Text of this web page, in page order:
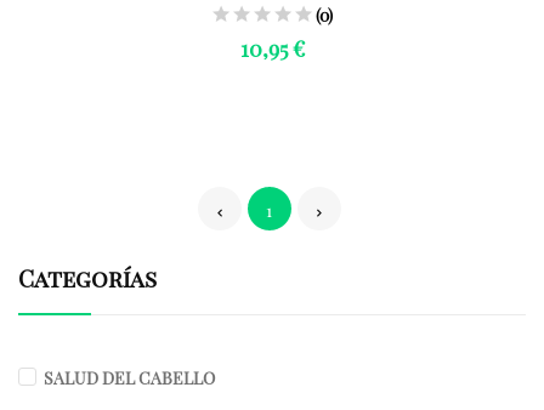
Categorías
SALUD DEL CABELLO
(0)
10,95 €
1